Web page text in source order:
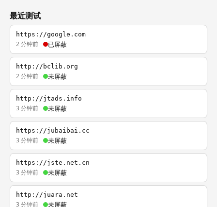
最近测试
https://google.com
2 分钟前 已屏蔽
http://bclib.org
2 分钟前 未屏蔽
http://jtads.info
3 分钟前 未屏蔽
https://jubaibai.cc
3 分钟前 未屏蔽
https://jste.net.cn
3 分钟前 未屏蔽
http://juara.net
3 分钟前 未屏蔽